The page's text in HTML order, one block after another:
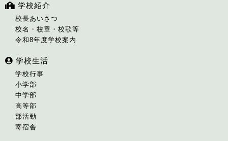
学校紹介
校長あいさつ
校名・校章・校歌等
令和8年度学校案内
学校生活
学校行事
小学部
中学部
高等部
部活動
寄宿舎